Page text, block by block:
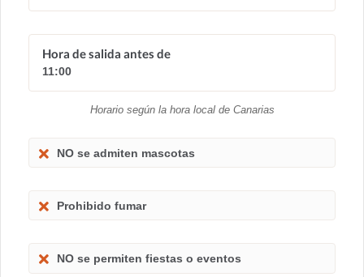
Hora de salida antes de
11:00
Horario según la hora local de Canarias
NO se admiten mascotas
Prohibido fumar
NO se permiten fiestas o eventos